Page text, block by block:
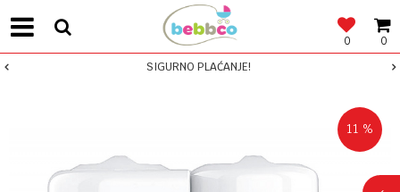
0
0
SIGURNO PLAĆANJE!
11 %